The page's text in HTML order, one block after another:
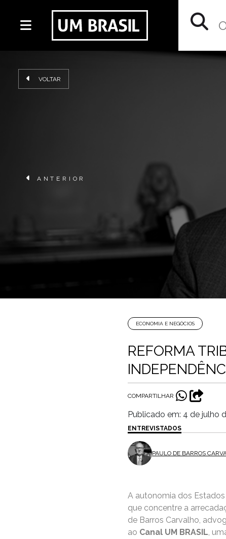
VOLTAR
ANTERIOR
ECONOMIA E NEGÓCIOS
REFORMA
COMPARTILHAR
Publicado em: 4 de julho
ENTREVISTADOS
PAULO DE BARROS
A autonomia dos
que concentre a
de Barros Carvalho,
ao Canal UM BRASIL,